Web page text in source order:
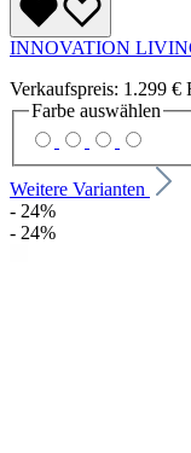
INNOVATION
Verkaufspreis: 1.299 €
Farbe auswählen
Weitere Varianten
- 24%
- 24%